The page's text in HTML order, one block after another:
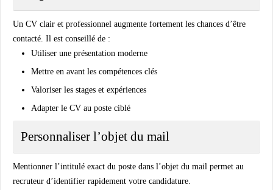
Un CV clair et professionnel augmente fortement les chances d’être
contacté. Il est conseillé de :
Utiliser une présentation moderne
Mettre en avant les compétences clés
Valoriser les stages et expériences
Adapter le CV au poste ciblé
Personnaliser l’objet du mail
Mentionner l’intitulé exact du poste dans l’objet du mail permet au
recruteur d’identifier rapidement votre candidature.